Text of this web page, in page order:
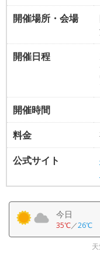
開催場所・会場
開催日程
開催時間
料金
公式サイト
今日
35℃／26℃